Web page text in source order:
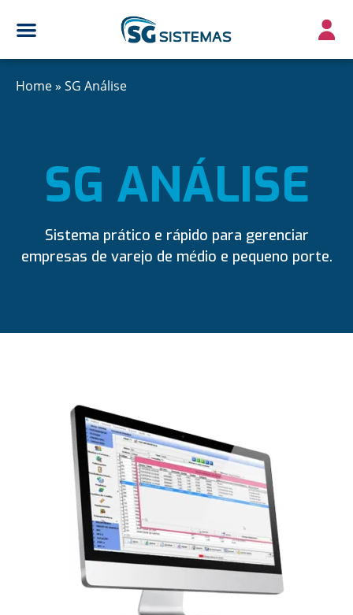
Home» SG Análise
SG ANÁLISE
Sistema prático e rápido para gerenciar
empresas de varejo de médio e pequeno porte.